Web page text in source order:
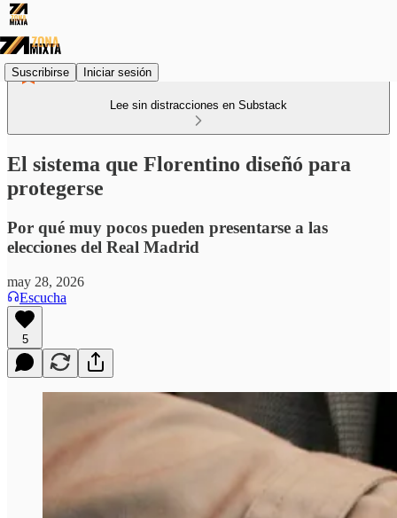
Suscribirse Iniciar sesión
Lee sin distracciones en Substack
El sistema que Florentino diseñó para
protegerse
Por qué muy pocos pueden presentarse a las
elecciones del Real Madrid
may 28, 2026
Escucha
5